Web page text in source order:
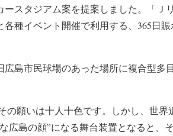
スタジアム案を提案しました。「Ｊ
種イベント開催で利用する、365日
島市民球場のあった場所に複合型多
の願いは十人十色です。しかし、世界
広島の顔”になる舞台装置となると、